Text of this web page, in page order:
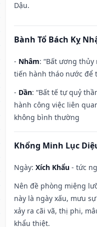
Dậu.
Bành Tổ Bách Kỵ
- Nhâm: “Bất ương
tiến hành tháo nước để
- Dần: “Bất tế tự quỷ
hành công việc liên
không bình thường
Khổng Minh Lục
Ngày: Xích Khẩu - tức
Nên đề phòng miệng
này là ngày xấu, mưu
xảy ra cãi vã, thị phi,
khẩu thiệt.